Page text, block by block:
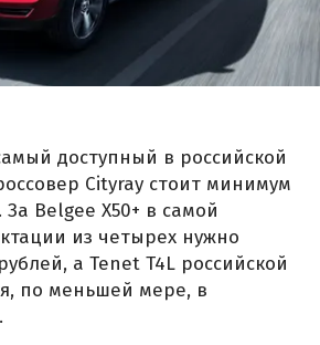
доступный в российской
Cityray стоит минимум
Belgee X50+ в самой
из четырех нужно
а Tenet T4L российской
по меньшей мере, в